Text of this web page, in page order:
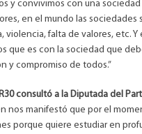
y convivimos con una
en el mundo las sociedades
violencia, falta de valores, etc. Y
que es con la sociedad que
y compromiso de todos.”
consultó a la Diputada del
nos manifestó que por el
porque quiere estudiar en